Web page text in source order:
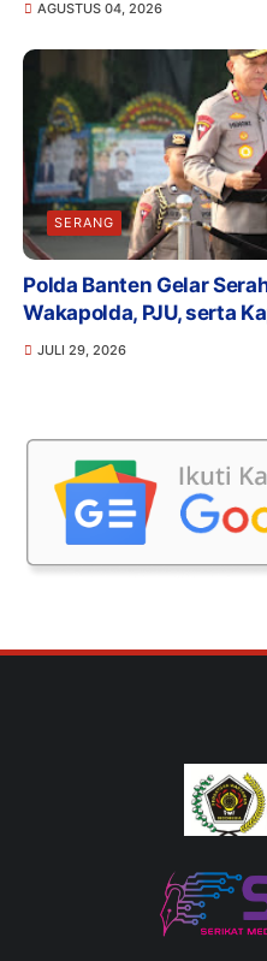
AGUSTUS 04, 2026
SERANG
Polda Banten Gelar
Wakapolda, PJU, serta
JULI 29, 2026